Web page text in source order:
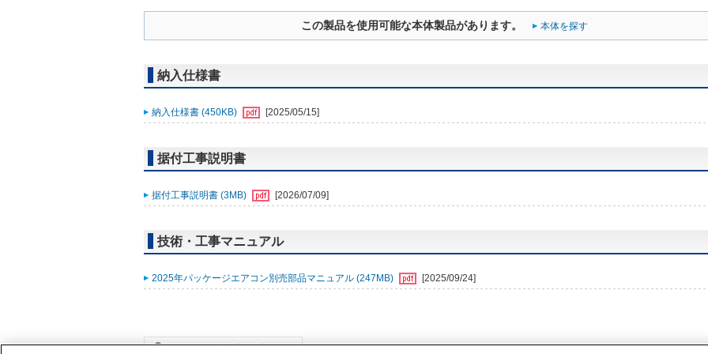
この製品を使用可能な本体製品があります。 本体を探す
納入仕様書
納入仕様書 (450KB) [2025/05/15]
据付工事説明書
据付工事説明書 (3MB) [2026/07/09]
技術・工事マニュアル
2025年パッケージエアコン別売部品マニュアル (247MB) [2025/09/24]